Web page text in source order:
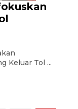
Keluar Tol ...